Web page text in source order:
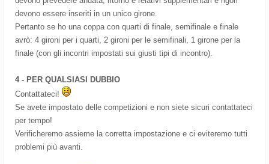
devono essere inseriti in un unico girone.
Pertanto se ho una coppa con quarti di finale, semifinale e finale
avrò: 4 gironi per i quarti, 2 gironi per le semifinali, 1 girone per la
finale (con gli incontri impostati sui giusti tipi di incontro).
4 - PER QUALSIASI DUBBIO
Contattateci!
Se avete impostato delle competizioni e non siete sicuri contattateci
per tempo!
Verificheremo assieme la corretta impostazione e ci eviteremo tutti
problemi più avanti.